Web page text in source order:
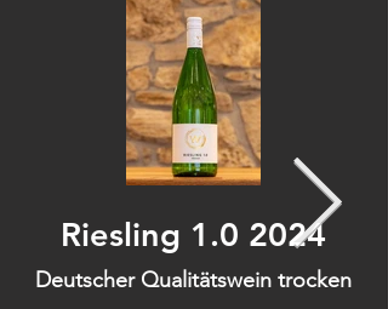
Riesling 1.0 2024
Deutscher Qualitätswein trocken